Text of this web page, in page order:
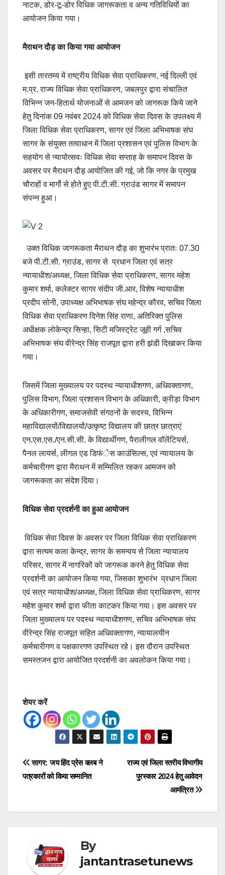
नाटक, डोर-टू-डोर विधिक जागरूकता व अन्य गतिविधियों का
आयोजन किया गया।
मैराथन दौड़ का किया गया आयोजन
इसी तारतम्य में राष्ट्रीय विधिक सेवा प्राधिकरण, नई दिल्ली एवं
म.प्र. राज्य विधिक सेवा प्राधिकरण, जबलपुर द्वारा संचालित
विभिन्न जन-हितार्थ योजनाओं से आमजन को जागरूक किये जाने
हेतु दिनांक 09 नवंबर 2024 को विधिक सेवा दिवस के उपलक्ष्य में
जिला विधिक सेवा प्राधिकरण, सागर एवं जिला अभिभाषक संघ
सागर के संयुक्त तत्वाधान में जिला प्रशासन एवं पुलिस विभाग के
सहयोग से न्यायोत्सवः विधिक सेवा सप्ताह के समापन दिवस के
अवसर पर मैराथन दौड़ आयोजित की गई, जो कि नगर के प्रमुख
चौराहों व मार्गो से होते हुए पी.टी.सी. ग्राउंड सागर में समापन
संपन्न हुआ।
उक्त विधिक जागरूकता मैराथन दौड़ का शुभारंभ प्रातः 07.30
बजे पी.टी.सी. ग्राउंड, सागर से प्रधान जिला एवं सत्र
न्यायाधीश/अध्यक्ष, जिला विधिक सेवा प्राधिकरण, सागर महेश
कुमार शर्मा, कलेक्टर सागर संदीप जी.आर, विशेष न्यायाधीश
प्रदीप सोनी, उपाध्यक्ष अभिभाषक संघ महेन्द्र कौरव, सचिव जिला
विधिक सेवा प्राधिकरण दिनेश सिंह राणा, अतिरिक्त पुलिस
अधीक्षक लोकेन्द्र सिन्हा, सिटी मजिस्ट्रेट जूही गर्ग ,सचिव
अभिभाषक संघ वीरेन्द्र सिंह राजपूत द्वारा हरी झंडी दिखाकर किया
गया।
जिसमें जिला मुख्यालय पर पदस्थ न्यायाधीशगण, अधिवक्तागण,
पुलिस विभाग, जिला प्रशासन विभाग के अधिकारी, क्रीड़ा विभाग
के अधिकारीगण, समाजसेवी संगठनों के सदस्य, विभिन्न
महाविद्यालयों/विद्यालयों/उत्कृष्ट विद्यालय की छात्र छात्राएं
एन.एस.एस./एन.सी.सी. के विद्यार्थीगण, पैरालीगल वॉलेंटियर्स,
पैनल लायर्स, लीगल एड डिफंेस काउंसिल्स, एवं न्यायालय के
कर्मचारीगण द्वारा मैराथन में सम्मिलित रहकर आमजन को
जागरूकता का संदेश दिया।
विधिक सेवा प्रदर्शनी का हुआ आयोजन
विधिक सेवा दिवस के अवसर पर जिला विधिक सेवा प्राधिकरण
द्वारा सत्यम कला केन्द्र, सागर के समन्वय से जिला न्यायालय
परिसर, सागर में नागरिकों को जागरूक करने हेतु विधिक सेवा
प्रदर्शनी का आयोजन किया गया, जिसका शुभारंभ प्रधान जिला
एवं सत्र न्यायाधीश/अध्यक्ष, जिला विधिक सेवा प्राधिकरण, सागर
महेश कुमार शर्मा द्वारा फीता काटकर किया गया। इस अवसर पर
जिला मुख्यालय पर पदस्थ न्यायाधीशगण, सचिव अभिभाषक संघ
वीरेन्द्र सिंह राजपूत सहित अधिवक्तागण, न्यायालयीन
कर्मचारीगण व पक्षकारगण उपस्थित रहे। इस दौरान उपस्थित
समस्तजन द्वारा आयोजित प्रदर्शनी का अवलोकन किया गया।
शेयर करें
Post
navigation
राज्य एवं जिला स्तरीय विभागीय
पुरस्कार 2024 हेतु आवेदन
आमंत्रित
सागर: जय हिंद प्रेस क्लब ने
पत्रकारों को किया सम्मानित
By
jantantrasetunews